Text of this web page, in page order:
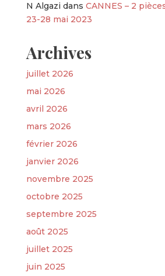
N Algazi dans CANNES – 2
23-28 mai 2023
Archives
juillet 2026
mai 2026
avril 2026
mars 2026
février 2026
janvier 2026
novembre 2025
octobre 2025
septembre 2025
août 2025
juillet 2025
juin 2025